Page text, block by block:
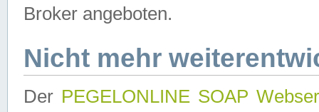
Broker angeboten.
Nicht mehr
Der PEGELONLINE SOAP